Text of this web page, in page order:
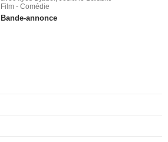
Film - Comédie
Bande-annonce